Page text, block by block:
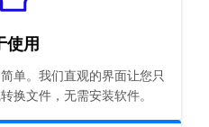
使用
单。我们直观的界面让您只
换文件，无需安装软件。